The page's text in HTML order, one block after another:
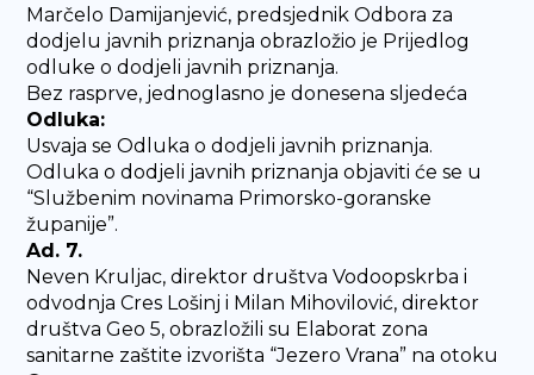
Marčelo Damijanjević, predsjednik Odbora za
dodjelu javnih priznanja obrazložio je Prijedlog
odluke o dodjeli javnih priznanja.
Bez rasprve, jednoglasno je donesena sljedeća
Odluka:
Usvaja se Odluka o dodjeli javnih priznanja.
Odluka o dodjeli javnih priznanja objaviti će se u
“Službenim novinama Primorsko-goranske
županije”.
Ad. 7.
Neven Kruljac, direktor društva Vodoopskrba i
odvodnja Cres Lošinj i Milan Mihovilović, direktor
društva Geo 5, obrazložili su Elaborat zona
sanitarne zaštite izvorišta “Jezero Vrana” na otoku